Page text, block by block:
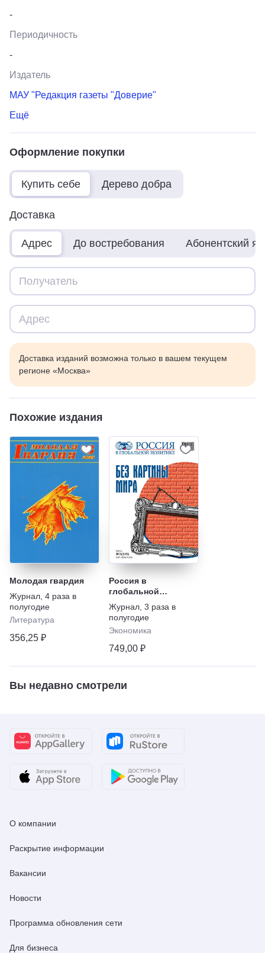
-
Периодичность
-
Издатель
МАУ "Редакция газеты "Доверие"
Ещё
Оформление покупки
Купить себе Дерево добра
Доставка
Адрес До востребования Абонентский
Доставка изданий возможна только в вашем текущем
регионе «Москва»
Похожие издания
Молодая гвардия
Журнал 4 раза в
полугодие
Литература
356,25 ₽
Россия в
глобальной
политике
Журнал 3 раза в
полугодие
Экономика
749,00 ₽
Вы недавно смотрели
О компании
Раскрытие информации
Вакансии
Новости
Программа обновления сети
Для бизнеса